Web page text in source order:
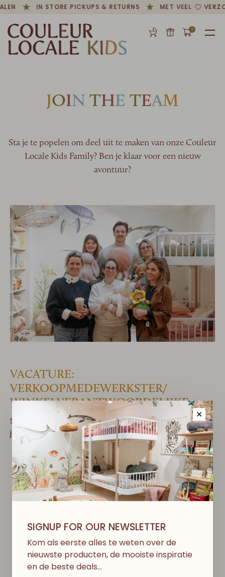
IN STORE PICKUPS & RETURNS MET VEEL
0
JOIN THE TEAM
Sta je te popelen om deel uit te maken van onze Couleur
Locale Kids Family? Ben je klaar voor een nieuw
avontuur?
VACATURE:
VERKOOPMEDEWERKSTER/
WINKELVERANTWOORDELIJKE
Stuur je cv én motivatiebrief door naar
jasmien@couleurlocalekids.eu!
✕
SIGNUP FOR OUR NEWSLETTER
Kom als eerste alles te weten over de
nieuwste producten, de mooiste inspiratie
en de beste deals…